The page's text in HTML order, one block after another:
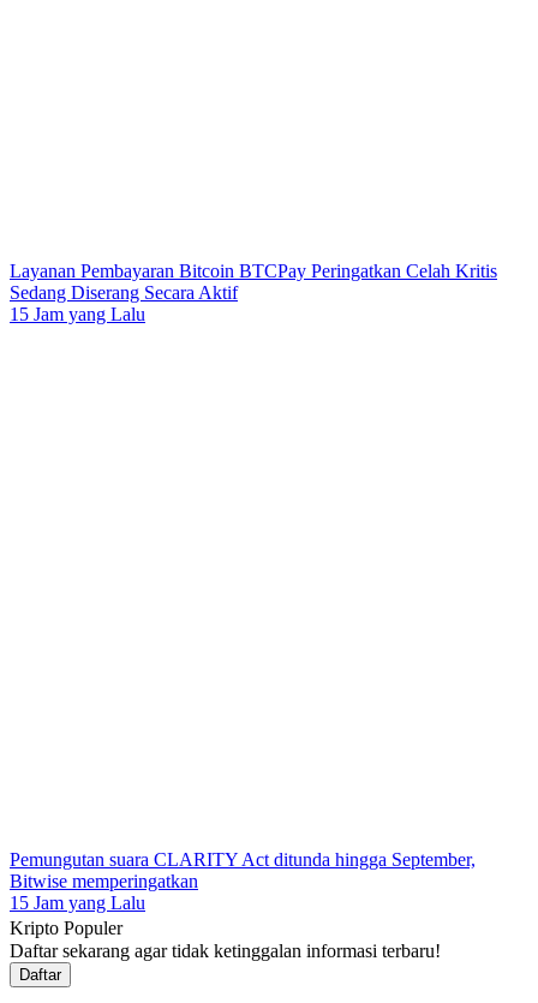
Layanan Pembayaran Bitcoin BTCPay Peringatkan Celah Kritis
Sedang Diserang Secara Aktif
15 Jam yang Lalu
Pemungutan suara CLARITY Act ditunda hingga September,
Bitwise memperingatkan
15 Jam yang Lalu
Kripto Populer
Daftar sekarang agar tidak ketinggalan informasi terbaru!
Daftar